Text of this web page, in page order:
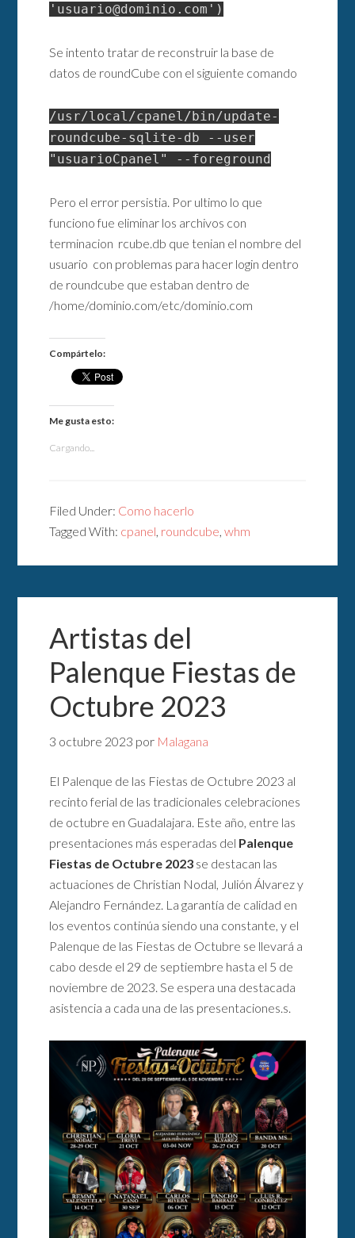
'usuario@dominio.com')
Se intento tratar de reconstruir la base de
datos de roundCube con el siguiente comando
/usr/local/cpanel/bin/update-
roundcube-sqlite-db --user
"usuarioCpanel" --foreground
Pero el error persistia. Por ultimo lo que
funciono fue eliminar los archivos con
terminacion rcube.db que tenian el nombre del
usuario con problemas para hacer login dentro
de roundcube que estaban dentro de
/home/dominio.com/etc/dominio.com
Compártelo:
Me gusta esto:
Cargando...
Filed Under: Como hacerlo
Tagged With: cpanel roundcube ,whm
Artistas del
Palenque Fiestas de
Octubre 2023
3 octubre 2023 por Malagana
El Palenque de las Fiestas de Octubre 2023 al
recinto ferial de las tradicionales celebraciones
de octubre en Guadalajara. Este año, entre las
presentaciones más esperadas del Palenque
Fiestas de Octubre 2023 se destacan las
actuaciones de Christian Nodal, Julión Álvarez y
Alejandro Fernández. La garantía de calidad en
los eventos continúa siendo una constante, y el
Palenque de las Fiestas de Octubre se llevará a
cabo desde el 29 de septiembre hasta el 5 de
noviembre de 2023. Se espera una destacada
asistencia a cada una de las presentaciones.s.